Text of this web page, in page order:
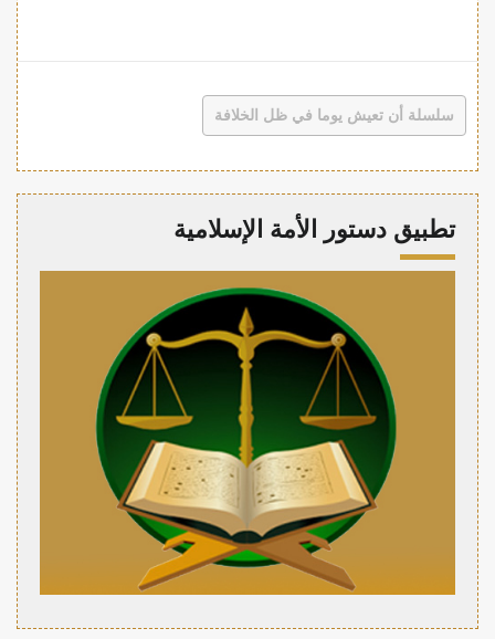
سلسلة أن تعيش يوما في ظل الخلافة
تطبيق دستور الأمة الإسلامية